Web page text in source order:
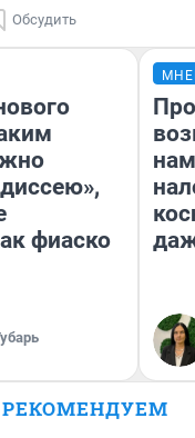
Обсудить
фиаско
РЕКОМЕНДУЕМ